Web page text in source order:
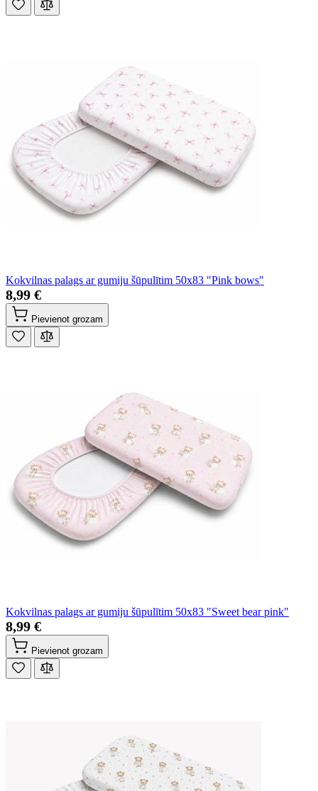
Kokvilnas palags ar gumiju šūpulītim 50x83 "Pink bows"
8,99 €
Pievienot grozam
Kokvilnas palags ar gumiju šūpulītim 50x83 "Sweet bear pink"
8,99 €
Pievienot grozam